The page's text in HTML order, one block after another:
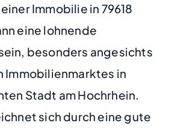
Immobilie in 79618
eine lohnende
besonders angesichts
Immobilienmarktes in
Stadt am Hochrhein.
sich durch eine gute